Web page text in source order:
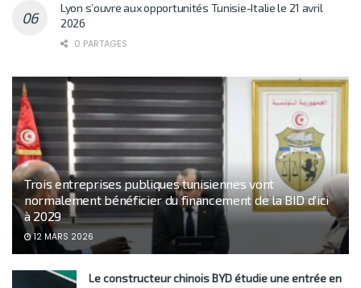
Lyon s’ouvre aux opportunités Tunisie-Italie le 21 avril
2026
0 PARTAGES
Trois entreprises publiques tunisiennes vont
normalement bénéficier du financement de la BID d’ici
à 2029
12 MARS 2026
Le constructeur chinois BYD étudie une entrée en